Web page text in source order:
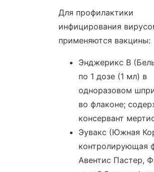
Для профилактики
инфицирования
применяются вакцины:
Энджерикс В
по 1 дозе (1 мл) в
одноразовом
во флаконе;
консервант
Эувакс (Южная
контролирующая
Авентис Пастер,